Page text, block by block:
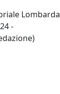
Lombarda
-